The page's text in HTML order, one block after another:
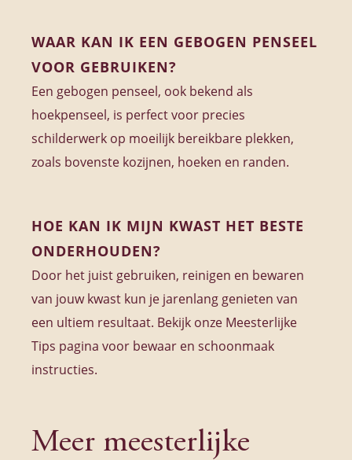
WAAR KAN IK EEN GEBOGEN PENSEEL
VOOR GEBRUIKEN?
Een gebogen penseel, ook bekend als
hoekpenseel, is perfect voor precies
schilderwerk op moeilijk bereikbare plekken,
zoals bovenste kozijnen, hoeken en randen.
HOE KAN IK MIJN KWAST HET BESTE
ONDERHOUDEN?
Door het juist gebruiken, reinigen en bewaren
van jouw kwast kun je jarenlang genieten van
een ultiem resultaat. Bekijk onze Meesterlijke
Tips pagina voor bewaar en schoonmaak
instructies.
Meer meesterlijke